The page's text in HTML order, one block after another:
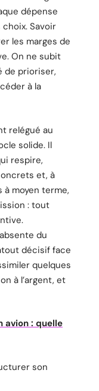
dépense
Savoir
les marges de
On ne subit
de prioriser,
à la
relégué au
solide. Il
respire,
et, à
moyen terme,
: tout
du
décisif face
quelques
à l’argent, et
avion : quelle
son